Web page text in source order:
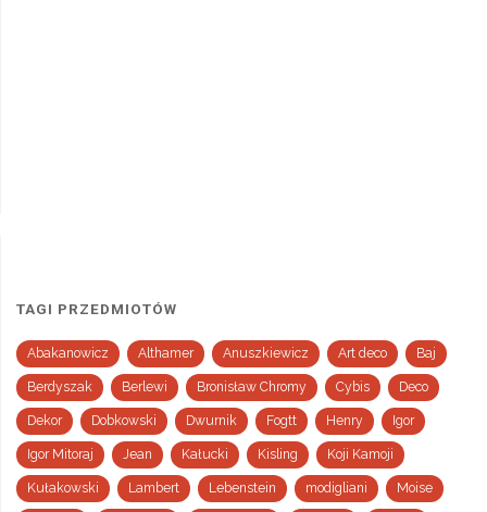
TAGI PRZEDMIOTÓW
Abakanowicz Althamer Anuszkiewicz Art deco Baj
Berdyszak Berlewi Bronisław Chromy Cybis Deco
Dekor Dobkowski Dwurnik Fogtt Henry Igor
Igor Mitoraj Jean Kałucki Kisling Koji Kamoji
Kułakowski Lambert Lebenstein modigliani Moise